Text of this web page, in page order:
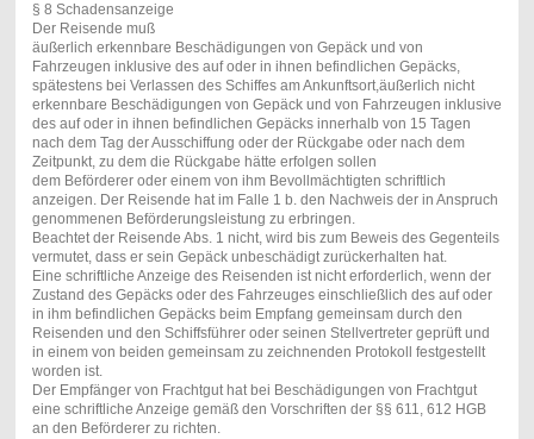
§ 8 Schadensanzeige
Der Reisende muß
äußerlich erkennbare Beschädigungen von Gepäck und von
Fahrzeugen inklusive des auf oder in ihnen befindlichen Gepäcks,
spätestens bei Verlassen des Schiffes am Ankunftsort,äußerlich nicht
erkennbare Beschädigungen von Gepäck und von Fahrzeugen inklusive
des auf oder in ihnen befindlichen Gepäcks innerhalb von 15 Tagen
nach dem Tag der Ausschiffung oder der Rückgabe oder nach dem
Zeitpunkt, zu dem die Rückgabe hätte erfolgen sollen
dem Beförderer oder einem von ihm Bevollmächtigten schriftlich
anzeigen. Der Reisende hat im Falle 1 b. den Nachweis der in Anspruch
genommenen Beförderungsleistung zu erbringen.
Beachtet der Reisende Abs. 1 nicht, wird bis zum Beweis des Gegenteils
vermutet, dass er sein Gepäck unbeschädigt zurückerhalten hat.
Eine schriftliche Anzeige des Reisenden ist nicht erforderlich, wenn der
Zustand des Gepäcks oder des Fahrzeuges einschließlich des auf oder
in ihm befindlichen Gepäcks beim Empfang gemeinsam durch den
Reisenden und den Schiffsführer oder seinen Stellvertreter geprüft und
in einem von beiden gemeinsam zu zeichnenden Protokoll festgestellt
worden ist.
Der Empfänger von Frachtgut hat bei Beschädigungen von Frachtgut
eine schriftliche Anzeige gemäß den Vorschriften der §§ 611, 612 HGB
an den Beförderer zu richten.